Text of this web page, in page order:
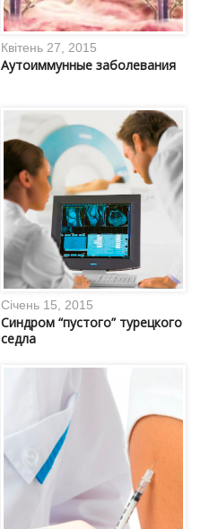
Квітень 27, 2015
Аутоиммунные заболевания
Січень 15, 2015
Синдром “пустого” турецкого
седла